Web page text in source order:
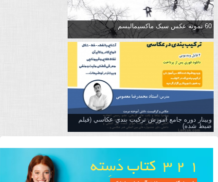
60 نمونه عکس سبک ماکسیمالیسم
وبینار دوره جامع آموزش تركيب بندي عكاسي (فیلم
ضبط شده)